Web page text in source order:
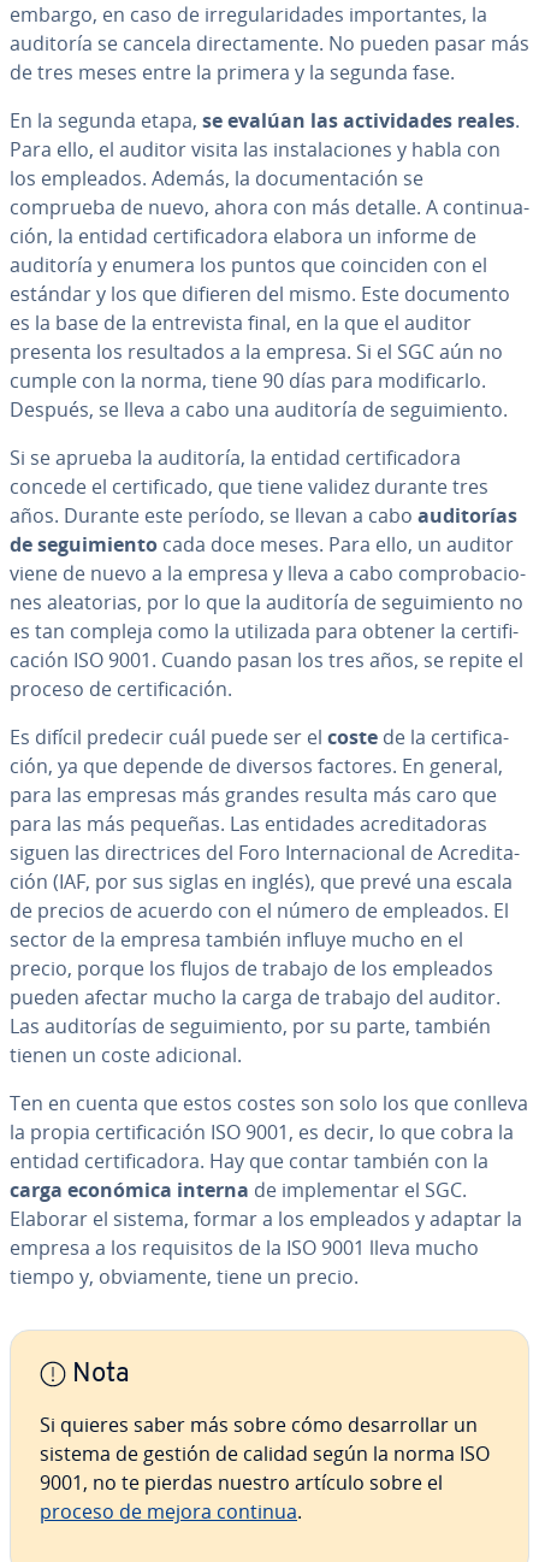
embargo, en caso de irre­gu­la­ri­da­des im­po­r­ta­n­tes, la
auditoría se cancela di­re­c­ta­me­n­te. No pueden pasar más
de tres meses entre la primera y la segunda fase.
En la segunda etapa, se evalúan las ac­ti­vi­da­des reales.
Para ello, el auditor visita las in­s­ta­la­cio­nes y habla con
los empleados. Además, la do­cu­me­n­ta­ción se
comprueba de nuevo, ahora con más detalle. A co­n­ti­nua­
ción, la entidad ce­r­ti­fi­ca­do­ra elabora un informe de
auditoría y enumera los puntos que coinciden con el
estándar y los que difieren del mismo. Este documento
es la base de la en­tre­vi­s­ta final, en la que el auditor
presenta los re­su­l­ta­dos a la empresa. Si el SGC aún no
cumple con la norma, tiene 90 días para mo­di­fi­car­lo.
Después, se lleva a cabo una auditoría de se­gui­mie­n­to.
Si se aprueba la auditoría, la entidad ce­r­ti­fi­ca­do­ra
concede el ce­r­ti­fi­ca­do, que tiene validez durante tres
años. Durante este período, se llevan a cabo au­di­to­rías
de se­gui­mie­n­to cada doce meses. Para ello, un auditor
viene de nuevo a la empresa y lleva a cabo co­m­pro­ba­cio­
nes alea­to­rias, por lo que la auditoría de se­gui­mie­n­to no
es tan compleja como la utilizada para obtener la ce­r­ti­fi­
ca­ción ISO 9001. Cuando pasan los tres años, se repite el
proceso de ce­r­ti­fi­ca­ción.
Es difícil predecir cuál puede ser el coste de la ce­r­ti­fi­ca­
ción, ya que depende de diversos factores. En general,
para las empresas más grandes resulta más caro que
para las más pequeñas. Las entidades acre­di­ta­do­ras
siguen las di­re­c­tri­ces del Foro In­te­r­na­cio­nal de Acre­di­ta­
ción (IAF, por sus siglas en inglés), que prevé una escala
de precios de acuerdo con el número de empleados. El
sector de la empresa también influye mucho en el
precio, porque los flujos de trabajo de los empleados
pueden afectar mucho la carga de trabajo del auditor.
Las au­di­to­rías de se­gui­mie­n­to, por su parte, también
tienen un coste adicional.
Ten en cuenta que estos costes son solo los que conlleva
la propia ce­r­ti­fi­ca­ción ISO 9001, es decir, lo que cobra la
entidad ce­r­ti­fi­ca­do­ra. Hay que contar también con la
carga económica interna de im­ple­me­n­tar el SGC.
Elaborar el sistema, formar a los empleados y adaptar la
empresa a los re­qui­si­tos de la ISO 9001 lleva mucho
tiempo y, ob­via­me­n­te, tiene un precio.
Nota
Si quieres saber más sobre cómo de­sa­rro­llar un
sistema de gestión de calidad según la norma ISO
9001, no te pierdas nuestro artículo sobre el
proceso de mejora continua.